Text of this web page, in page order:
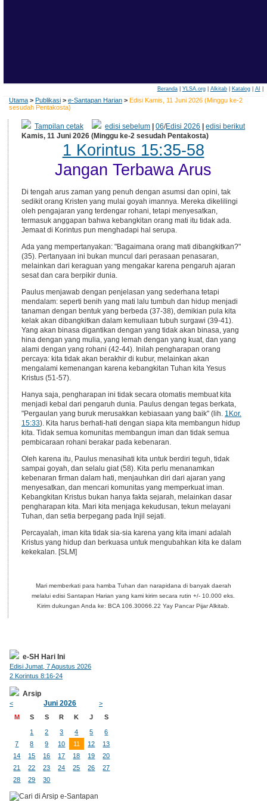
Beranda| YLSA.org| Alkitab| Katalog| AI
Utama > Publikasi > e-Santapan Harian > Edisi Kamis, 11 Juni 2026 (Minggu ke-2
sesudah Pentakosta)
Tampilan cetak edisi sebelum |06/Edisi 2026 |edisi berikut
Kamis, 11 Juni 2026 (Minggu ke-2 sesudah Pentakosta)
1 Korintus 15:35-58
Jangan Terbawa Arus
Di tengah arus zaman yang penuh dengan asumsi dan opini, tak
sedikit orang Kristen yang mulai goyah imannya. Mereka dikelilingi
oleh pengajaran yang terdengar rohani, tetapi menyesatkan,
termasuk anggapan bahwa kebangkitan orang mati itu tidak ada.
Jemaat di Korintus pun menghadapi hal serupa.
Ada yang mempertanyakan: "Bagaimana orang mati dibangkitkan?"
(35). Pertanyaan ini bukan muncul dari perasaan penasaran,
melainkan dari keraguan yang mengakar karena pengaruh ajaran
sesat dan cara berpikir dunia.
Paulus menjawab dengan penjelasan yang sederhana tetapi
mendalam: seperti benih yang mati lalu tumbuh dan hidup menjadi
tanaman dengan bentuk yang berbeda (37-38), demikian pula kita
kelak akan dibangkitkan dalam kemuliaan tubuh surgawi (39-41).
Yang akan binasa digantikan dengan yang tidak akan binasa, yang
hina dengan yang mulia, yang lemah dengan yang kuat, dan yang
alami dengan yang rohani (42-44). Inilah pengharapan orang
percaya: kita tidak akan berakhir di kubur, melainkan akan
mengalami kemenangan karena kebangkitan Tuhan kita Yesus
Kristus (51-57).
Hanya saja, pengharapan ini tidak secara otomatis membuat kita
menjadi kebal dari pengaruh dunia. Paulus dengan tegas berkata,
"Pergaulan yang buruk merusakkan kebiasaan yang baik" (lih. 1Kor.
15:33). Kita harus berhati-hati dengan siapa kita membangun hidup
kita. Tidak semua komunitas membangun iman dan tidak semua
pembicaraan rohani berakar pada kebenaran.
Oleh karena itu, Paulus menasihati kita untuk berdiri teguh, tidak
sampai goyah, dan selalu giat (58). Kita perlu menanamkan
kebenaran firman dalam hati, menjauhkan diri dari ajaran yang
menyesatkan, dan mencari komunitas yang memperkuat iman.
Kebangkitan Kristus bukan hanya fakta sejarah, melainkan dasar
pengharapan kita. Mari kita menjaga kekudusan, tekun melayani
Tuhan, dan setia berpegang pada Injil sejati.
Percayalah, iman kita tidak sia-sia karena yang kita imani adalah
Kristus yang hidup dan berkuasa untuk mengubahkan kita ke dalam
kekekalan. [SLM]
Mari memberkati para hamba Tuhan dan narapidana di banyak daerah
melalui edisi Santapan Harian yang kami kirim secara rutin +/- 10.000 eks.
Kirim dukungan Anda ke: BCA 106.30066.22 Yay Pancar Pijar Alkitab.
e-SH Hari Ini
Edisi Jumat, 7 Agustus 2026
2 Korintus 8:16-24
Arsip
< Juni 2026
>
M
S S R K J S
1 2 3 4 5
6
7
8 9 10 11 12
13
14
15 16 17 18 19
20
21
22 23 24 25 26
27
28
29 30